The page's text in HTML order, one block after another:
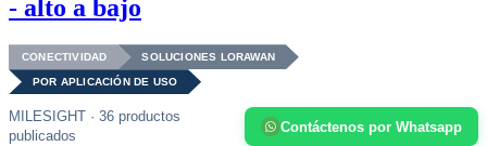
- alto a bajo
CONECTIVIDAD SOLUCIONES LORAWAN
POR APLICACIÓN DE USO
MILESIGHT · 36 productos
publicados
Contáctenos por Whatsapp